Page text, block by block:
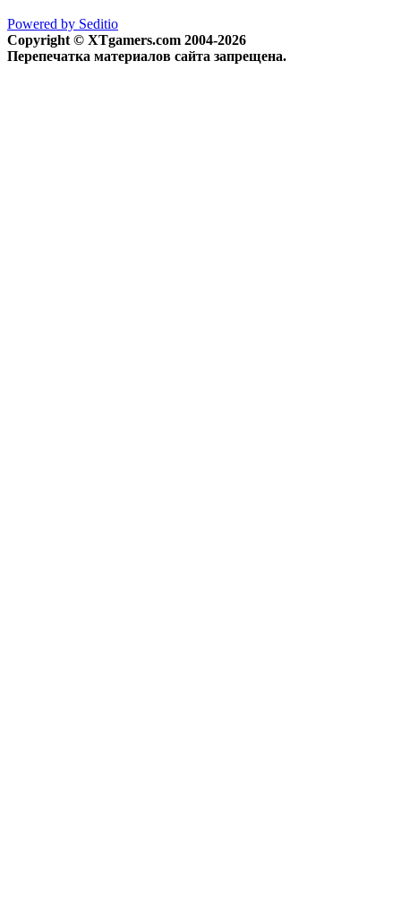
Powered by Seditio
Copyright © XTgamers.com 2004-2026
Перепечатка материалов сайта запрещена.